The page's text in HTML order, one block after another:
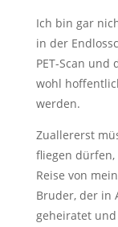
Ich bin gar
in der
PET-Scan
wohl
werden.
Zuallererst
fliegen dürfen,
Reise von
Bruder, der in
geheiratet